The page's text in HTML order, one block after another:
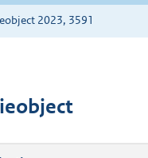
2023, 3591